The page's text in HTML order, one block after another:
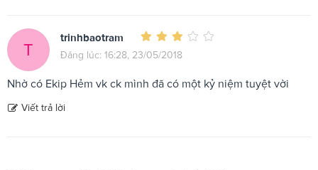
T
trinhbaotram
Đăng lúc: 16:28, 23/05/2018
Nhờ có Ekip Hẻm vk ck mình đã có một kỷ niệm tuyệt vời
Viết trả lời